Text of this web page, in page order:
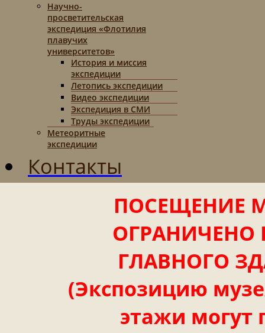
Научно-
просветительская
экспедиция «Флотилия
плавучих
университетов»
История и миссия
экспедиции
Летопись экспедиции
Видео экспедиции
Экспедиция в СМИ
Труды экспедиции
Метеоритные
экспедиции
Контакты
ПОСЕЩЕНИЕ
ОГРАНИЧЕНО
ГЛАВНОГО
(Экспозицию
этажи могут